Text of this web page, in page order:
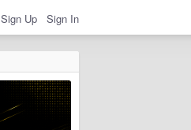
Sign Up Sign In